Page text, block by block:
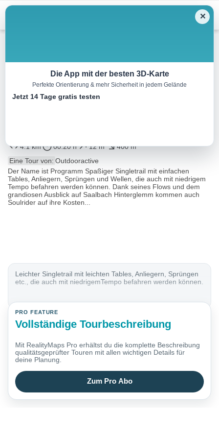
Menu
Mountainbike
SH 01 Panorama-Line an der
4.1 km 00:20 h 12 m
400 m
Eine Tour von: Outdooractive
Der Name ist Programm Spaßiger Singletrail mit einfachen
Tables, Anliegern, Sprüngen und Wellen, die auch mit niedrigem
Tempo befahren werden können. Dank seines Flows und dem
grandiosen Ausblick auf Saalbach Hinterglemm kommen auch
Soulrider auf ihre Kosten...
Leichter Singletrail mit leichten Tables, Anliegern, Sprüngen
etc., die auch mit niedrigemTempo befahren werden können.
PRO FEATURE
Vollständige Tourbeschreibung
Mit RealityMaps Pro erhältst du die komplette Beschreibung
qualitätsgeprüfter Touren mit allen wichtigen Details für
deine Planung.
Zum Pro Abo
✕
Die App mit der besten 3D-Karte
Perfekte Orientierung & mehr Sicherheit in jedem Gelände
Jetzt 14 Tage gratis testen